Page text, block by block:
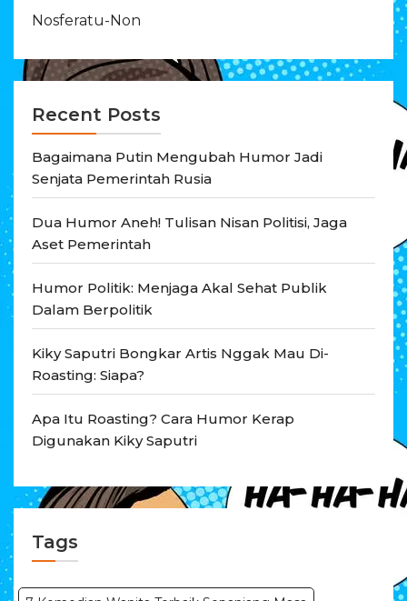
Nosferatu-Non
Recent Posts
Bagaimana Putin Mengubah Humor Jadi
Senjata Pemerintah Rusia
Dua Humor Aneh! Tulisan Nisan Politisi, Jaga
Aset Pemerintah
Humor Politik: Menjaga Akal Sehat Publik
Dalam Berpolitik
Kiky Saputri Bongkar Artis Nggak Mau Di-
Roasting: Siapa?
Apa Itu Roasting? Cara Humor Kerap
Digunakan Kiky Saputri
Tags